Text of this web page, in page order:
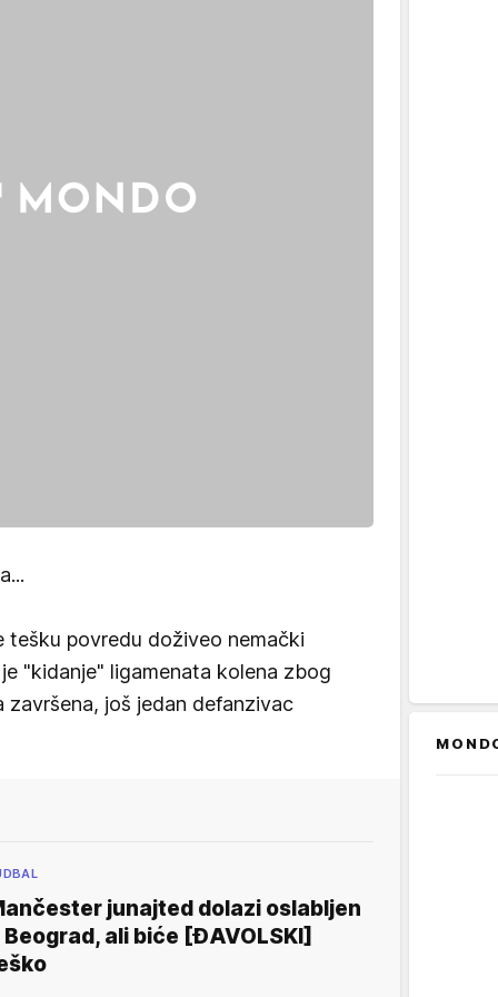
tešku povredu doživeo nemački
"kidanje" ligamenata kolena zbog
završena, još jedan defanzivac
junajted dolazi oslabljen
Beograd, ali biće [ĐAVOLSKI]